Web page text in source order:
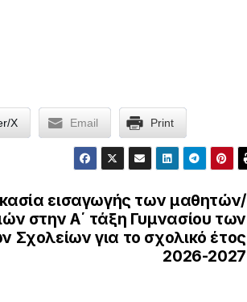
X Email Print
εισαγωγής των μαθητών/
στην Α΄ τάξη Γυμνασίου των
Σχολείων για το σχολικό έτος
2026-2027